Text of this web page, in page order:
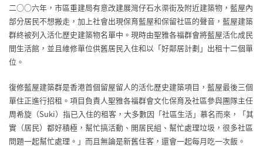
二○○六年，市區重建局有意改建展灣仔石水渠街及附近建築物，藍屋內
部分居民不想搬走，加上社會出現保育藍屋和保留社區的聲音，藍屋建築
群終被列入活化歷史建築物名單中。現時由聖雅各福群會將藍屋活化成民
間生活館，並且維修單位供舊居民入住和以「好鄰居計劃」出租十二個單
位。
復修藍屋建築群是香港首個留屋留人的活化歷史建築項目，藍屋最後三個
單住正進行招租。項目負責人聖雅各福群會文化保育及社區參與團隊主任
周希旋（Suki）指已入住的租客，大多數因「社區生活」慕名而來，「其
實（居民）都好積極，幫忙搞活動、開居民組、幫忙處理垃圾，很多社區
問題一起幫忙處理。」而且無論是新舊住客，還會一起每月吃一次飯。